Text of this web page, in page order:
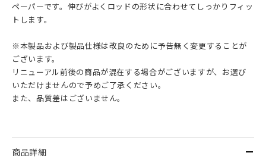
ペーパーです。伸びがよくロッドの形状に合わせてしっかりフィッ
トします。
※本製品および製品仕様は改良のために予告無く変更することが
ございます。
リニューアル前後の商品が混在する場合がございますが、お選び
いただけませんので予めご了承ください。
また、品質差はございません。
商品詳細